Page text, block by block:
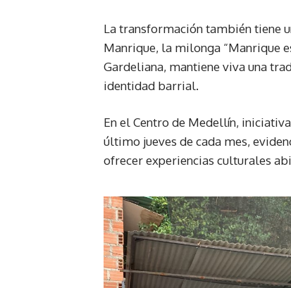
La transformación también tiene
Manrique, la milonga “Manrique
Gardeliana, mantiene viva una
identidad barrial.
En el Centro de Medellín,
último jueves de cada mes,
ofrecer experiencias culturales